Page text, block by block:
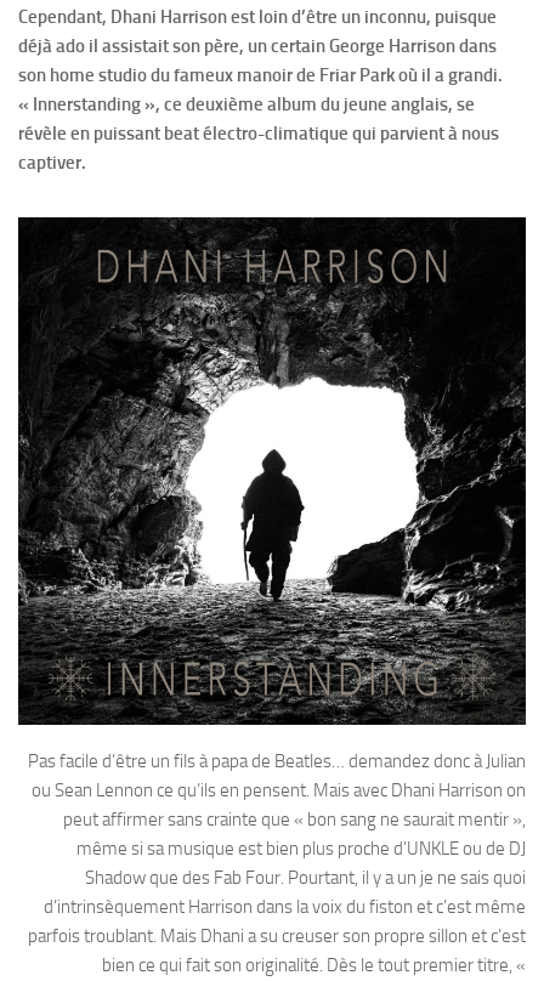
Cependant, Dhani Harrison est loin d’être un inconnu, puisque
déjà ado il assistait son père, un certain George Harrison dans
son home studio du fameux manoir de Friar Park où il a grandi.
« Innerstanding », ce deuxième album du jeune anglais, se
révèle en puissant beat électro-climatique qui parvient à nous
captiver.
Pas facile d’être un fils à papa de Beatles… demandez donc à Julian
ou Sean Lennon ce qu’ils en pensent. Mais avec Dhani Harrison on
peut affirmer sans crainte que « bon sang ne saurait mentir »,
même si sa musique est bien plus proche d’UNKLE ou de DJ
Shadow que des Fab Four. Pourtant, il y a un je ne sais quoi
d’intrinsèquement Harrison dans la voix du fiston et c’est même
parfois troublant. Mais Dhani a su creuser son propre sillon et c’est
bien ce qui fait son originalité. Dès le tout premier titre, «